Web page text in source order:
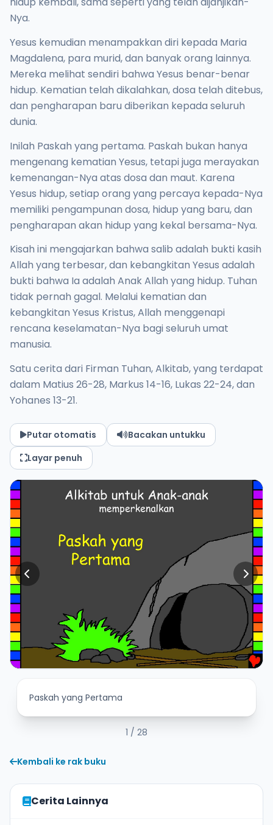
Nya.
Yesus kemudian menampakkan diri kepada Maria
Magdalena, para murid, dan banyak orang lainnya.
Mereka melihat sendiri bahwa Yesus benar-benar
hidup. Kematian telah dikalahkan, dosa telah ditebus,
dan pengharapan baru diberikan kepada seluruh
dunia.
Inilah Paskah yang pertama. Paskah bukan hanya
mengenang kematian Yesus, tetapi juga merayakan
kemenangan-Nya atas dosa dan maut. Karena
Yesus hidup, setiap orang yang percaya kepada-Nya
memiliki pengampunan dosa, hidup yang baru, dan
pengharapan akan hidup yang kekal bersama-Nya.
Kisah ini mengajarkan bahwa salib adalah bukti kasih
Allah yang terbesar, dan kebangkitan Yesus adalah
bukti bahwa Ia adalah Anak Allah yang hidup. Tuhan
tidak pernah gagal. Melalui kematian dan
kebangkitan Yesus Kristus, Allah menggenapi
rencana keselamatan-Nya bagi seluruh umat
manusia.
Satu cerita dari Firman Tuhan, Alkitab, yang terdapat
dalam Matius 26-28, Markus 14-16, Lukas 22-24, dan
Yohanes 13-21.
Putar otomatis
Bacakan untukku
Layar penuh
Paskah yang Pertama
1 / 28
Kembali ke rak buku
Cerita Lainnya